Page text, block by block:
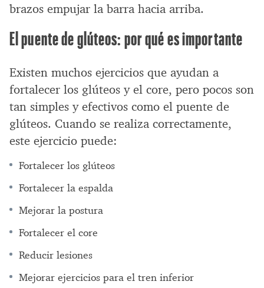
brazos empujar la barra hacia arriba.
El puente de glúteos: por qué es importante
Existen muchos ejercicios que ayudan a
fortalecer los glúteos y el core, pero pocos son
tan simples y efectivos como el puente de
glúteos. Cuando se realiza correctamente,
este ejercicio puede:
Fortalecer los glúteos
Fortalecer la espalda
Mejorar la postura
Fortalecer el core
Reducir lesiones
Mejorar ejercicios para el tren inferior